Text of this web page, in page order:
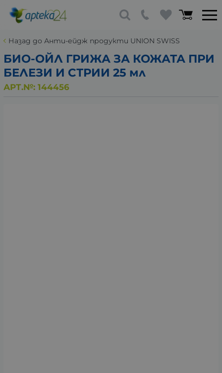
Назад до Анти-ейдж продукти UNION SWISS
БИО-ОЙЛ ГРИЖА ЗА КОЖАТА ПРИ
БЕЛЕЗИ И СТРИИ 25 мл
АРТ.№: 144456